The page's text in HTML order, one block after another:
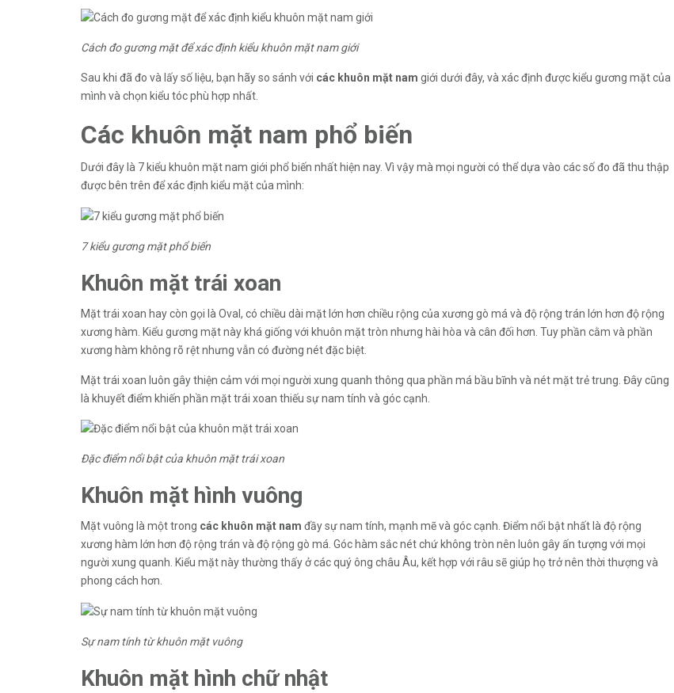
Cách đo gương mặt để xác định kiểu khuôn mặt nam giới
Sau khi đã đo và lấy số liệu, bạn hãy so sánh với các khuôn mặt nam giới dưới đây, và xác định được kiểu gương mặt của
mình và chọn kiểu tóc phù hợp nhất.
Các khuôn mặt nam phổ biến
Dưới đây là 7 kiểu khuôn mặt nam giới phổ biến nhất hiện nay. Vì vậy mà mọi người có thể dựa vào các số đo đã thu thập
được bên trên để xác định kiểu mặt của mình:
7 kiểu gương mặt phổ biến
Khuôn mặt trái xoan
Mặt trái xoan hay còn gọi là Oval, có chiều dài mặt lớn hơn chiều rộng của xương gò má và độ rộng trán lớn hơn độ rộng
xương hàm. Kiểu gương mặt này khá giống với khuôn mặt tròn nhưng hài hòa và cân đối hơn. Tuy phần cằm và phần
xương hàm không rõ rệt nhưng vẫn có đường nét đặc biệt.
Mặt trái xoan luôn gây thiện cảm với mọi người xung quanh thông qua phần má bầu bĩnh và nét mặt trẻ trung. Đây cũng
là khuyết điểm khiến phần mặt trái xoan thiếu sự nam tính và góc cạnh.
Đặc điểm nổi bật của khuôn mặt trái xoan
Khuôn mặt hình vuông
Mặt vuông là một trong các khuôn mặt nam đầy sự nam tính, mạnh mẽ và góc cạnh. Điểm nổi bật nhất là độ rộng
xương hàm lớn hơn độ rộng trán và độ rộng gò má. Góc hàm sắc nét chứ không tròn nên luôn gây ấn tượng với mọi
người xung quanh. Kiểu mặt này thường thấy ở các quý ông châu Âu, kết hợp với râu sẽ giúp họ trở nên thời thượng và
phong cách hơn.
Sự nam tính từ khuôn mặt vuông
Khuôn mặt hình chữ nhật